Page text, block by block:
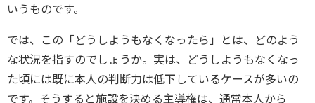
いうものです。
では、この「どうしようもなくなったら」とは、どのよう
な状況を指すのでしょうか。実は、どうしようもなくなっ
た頃には既に本人の判断力は低下しているケースが多いの
です。そうすると施設を決める主導権は、通常本人から